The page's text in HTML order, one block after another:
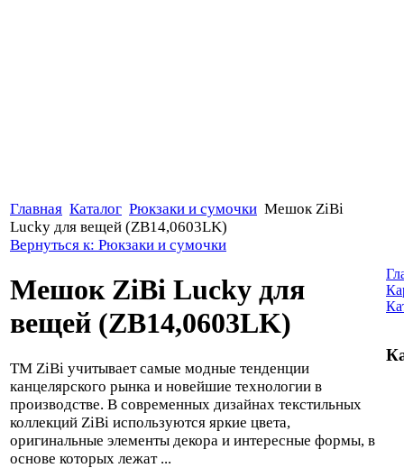
Главная Каталог Рюкзаки и сумочки Мешок ZiBi
Lucky для вещей (ZB14,0603LK)
Вернуться к: Рюкзаки и сумочки
Мешок ZiBi Lucky для
вещей (ZB14,0603LK)
ТМ ZiBi учитывает самые модные тенденции
канцелярского рынка и новейшие технологии в
производстве. В современных дизайнах текстильных
коллекций ZiBi используются яркие цвета,
оригинальные элементы декора и интересные формы, в
основе которых лежат ...